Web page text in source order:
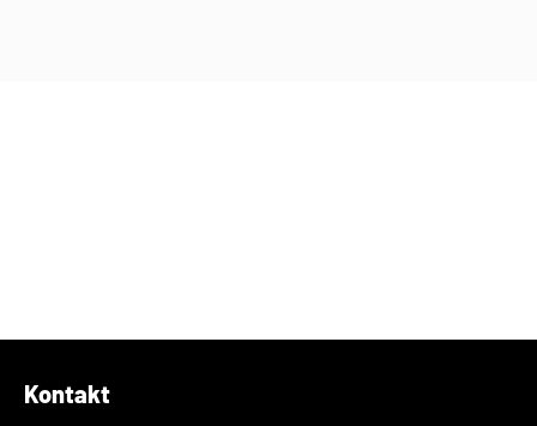
Kontakt